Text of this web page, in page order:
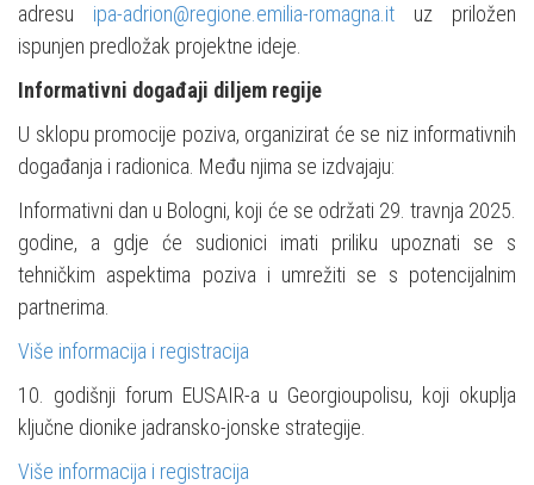
adresu ipa-adrion@regione.emilia-romagna.it uz priložen
ispunjen predložak projektne ideje.
Informativni događaji diljem regije
U sklopu promocije poziva, organizirat će se niz informativnih
događanja i radionica. Među njima se izdvajaju:
Informativni dan u Bologni, koji će se održati 29. travnja 2025.
godine, a gdje će sudionici imati priliku upoznati se s
tehničkim aspektima poziva i umrežiti se s potencijalnim
partnerima.
Više informacija i registracija
10. godišnji forum EUSAIR-a u Georgioupolisu, koji okuplja
ključne dionike jadransko-jonske strategije.
Više informacija i registracija